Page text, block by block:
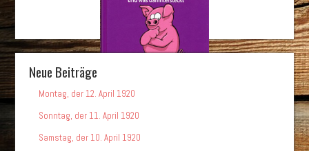
Neue Beiträge
Montag, der 12. April 1920
Sonntag, der 11. April 1920
Samstag, der 10. April 1920